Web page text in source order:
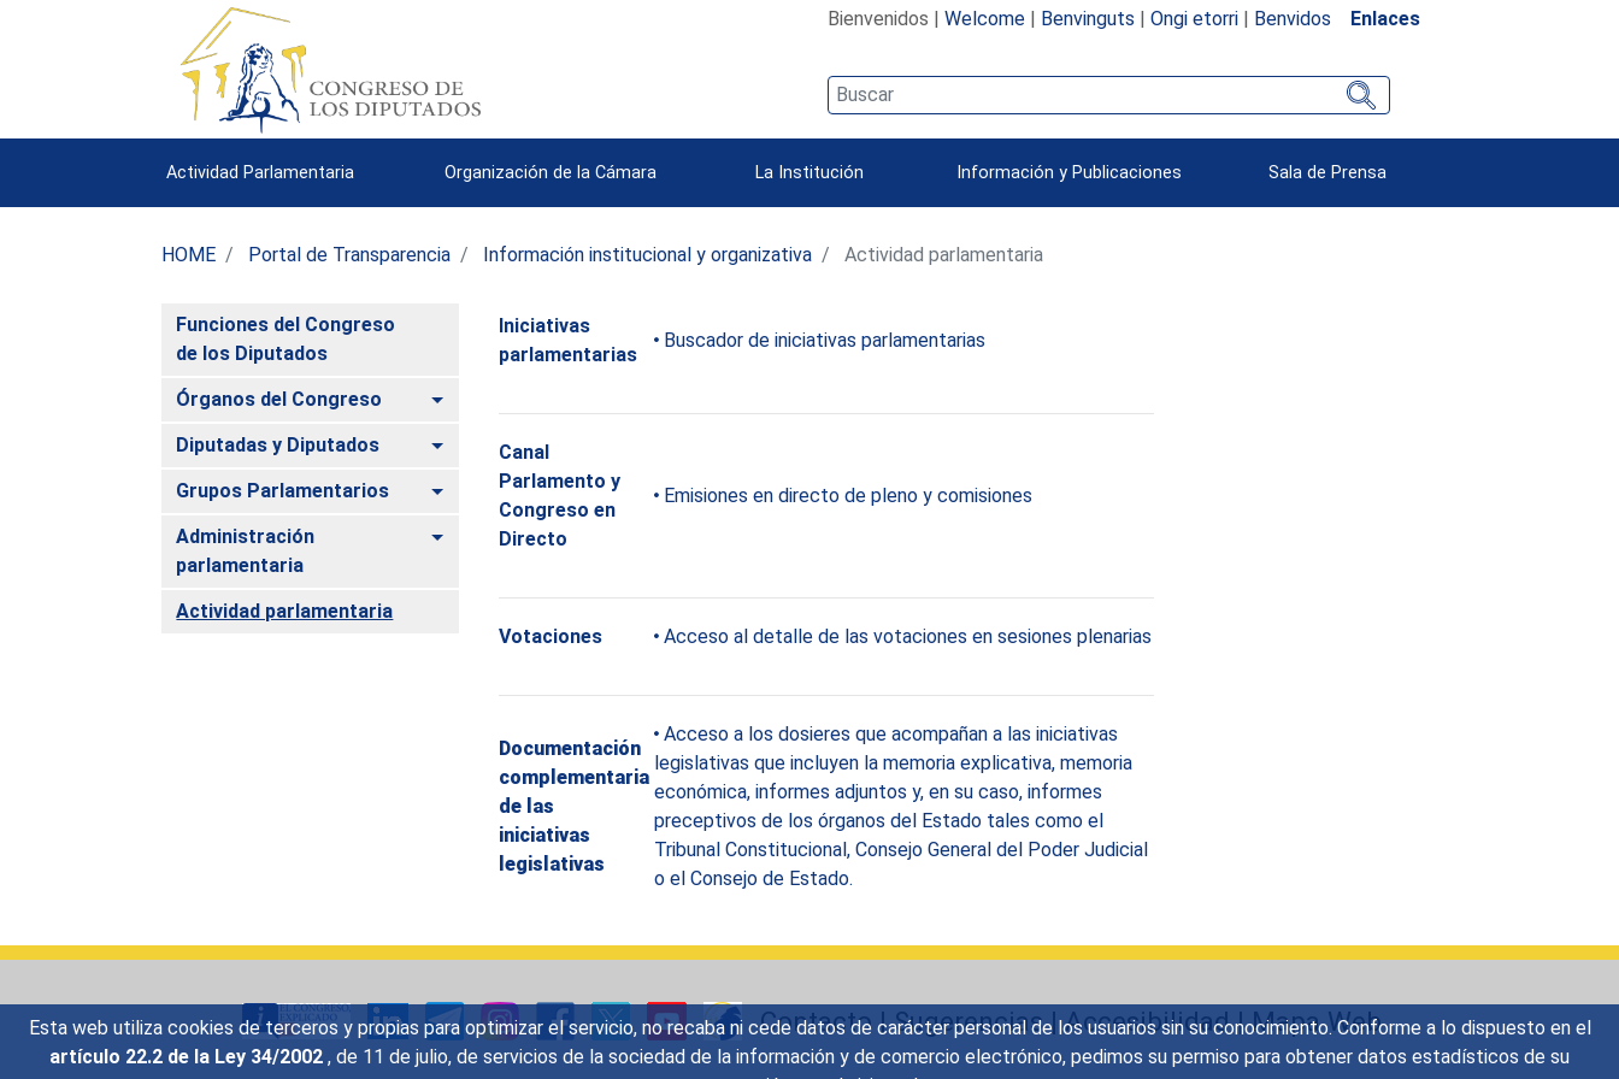
Esta web utiliza cookies de terceros y propias para optimizar el servicio, no recaba ni cede datos de carácter personal de los usuarios sin su conocimiento. Conforme a lo dispuesto en el
artículo 22.2 de la Ley 34/2002 , de 11 de julio, de servicios de la sociedad de la información y de comercio electrónico, pedimos su permiso para obtener datos estadísticos de su
Bienvenidos | Welcome| Benvinguts | Ongi etorri| Benvidos Enlaces
Actividad Parlamentaria Organización de la Cámara La Institución Información y Publicaciones Sala de Prensa
HOME Portal de Transparencia Información institucional y organizativa Actividad parlamentaria
Funciones del Congreso
de los Diputados
Órganos del Congreso
Alternar
Diputadas y Diputados Alternar
Grupos Parlamentarios Alternar
Administración
parlamentaria
Alternar
Actividad parlamentaria
Iniciativas
parlamentarias
Buscador de iniciativas parlamentarias
Canal
Parlamento y
Congreso en
Directo
Emisiones en directo de pleno y comisiones
Votaciones Acceso al detalle de las votaciones en sesiones plenarias
Documentación
complementaria
de las
iniciativas
legislativas
Acceso a los dosieres que acompañan a las iniciativas
legislativas que incluyen la memoria explicativa, memoria
económica, informes adjuntos y, en su caso, informes
preceptivos de los órganos del Estado tales como el
Tribunal Constitucional, Consejo General del Poder Judicial
o el Consejo de Estado.
Contacto|Sugerencias|Accesibilidad|Mapa Web